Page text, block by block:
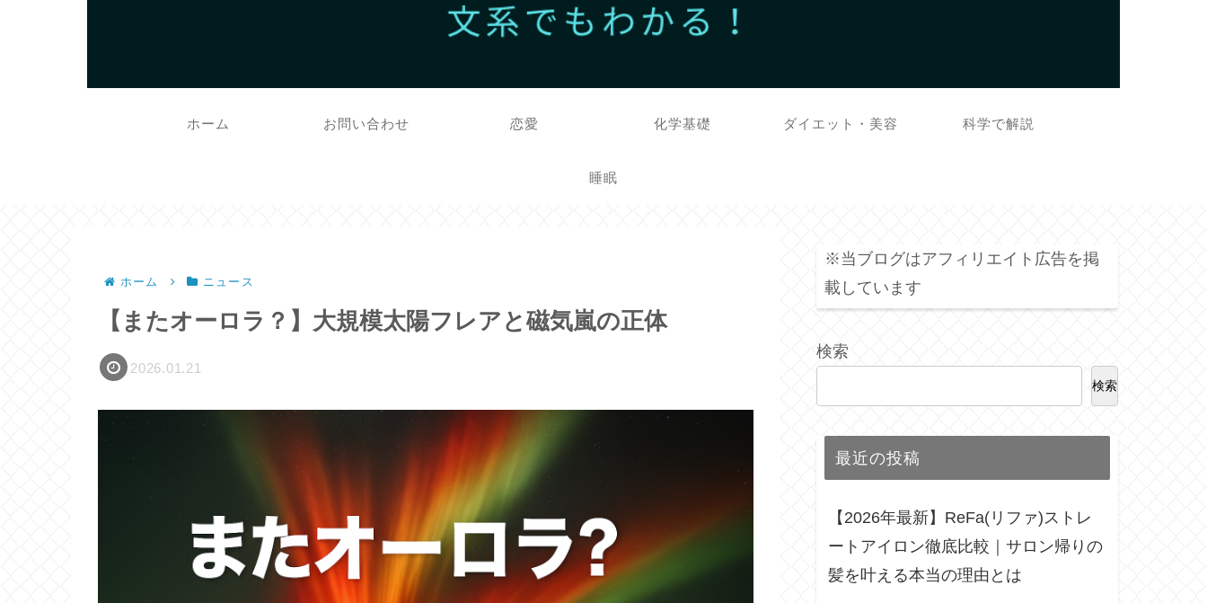
ホーム お問い合わせ 恋愛 化学基礎 ダイエット・美容 科学で解説
睡眠
ホーム ニュース
【またオーロラ？】大規模太陽フレアと磁気嵐の正体
2026.01.21
※当ブログはアフィリエイト広告を掲
載しています
検索
検索
最近の投稿
【2026年最新】ReFa(リファ)ストレ
ートアイロン徹底比較｜サロン帰りの
髪を叶える本当の理由とは